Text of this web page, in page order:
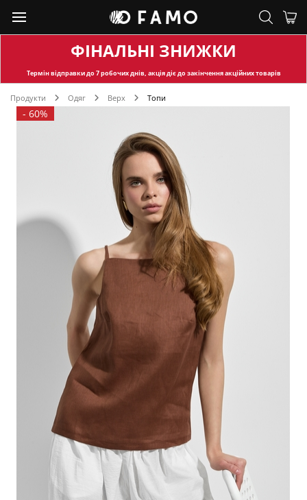
ФІНАЛЬНІ ЗНИЖКИ
Термін відправкидо 7 робочих днів, акція діє до закінчення акційних товарів
Продукти Одяг Верх Топи
- 60%